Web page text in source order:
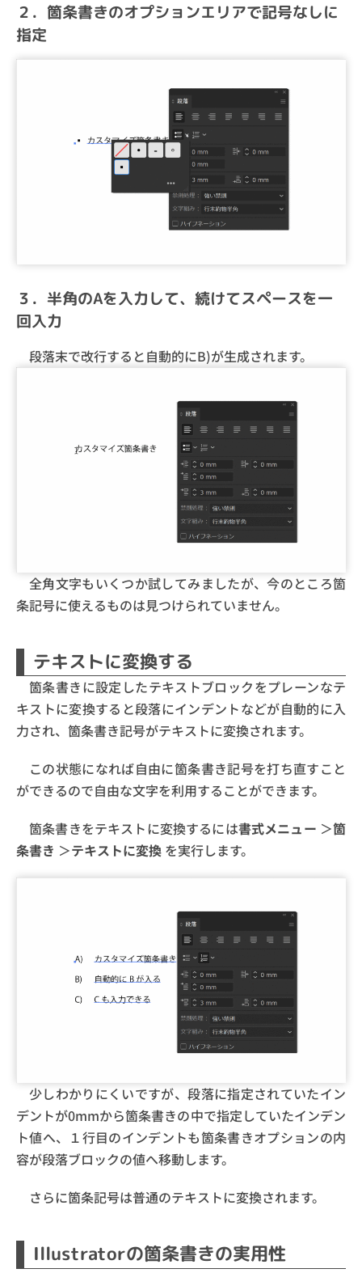
２．箇条書きのオプションエリアで記号なしに
指定
３．半角のAを入力して、続けてスペースを一
回入力
段落末で改行すると自動的にB)が生成されます。
全角文字もいくつか試してみましたが、今のところ箇
条記号に使えるものは見つけられていません。
テキストに変換する
箇条書きに設定したテキストブロックをプレーンなテ
キストに変換すると段落にインデントなどが自動的に入
力され、箇条書き記号がテキストに変換されます。
この状態になれば自由に箇条書き記号を打ち直すこと
ができるので自由な文字を利用することができます。
箇条書きをテキストに変換するには書式メニュー ＞箇
条書き ＞テキストに変換 を実行します。
少しわかりにくいですが、段落に指定されていたイン
デントが0mmから箇条書きの中で指定していたインデン
ト値へ、１行目のインデントも箇条書きオプションの内
容が段落ブロックの値へ移動します。
さらに箇条記号は普通のテキストに変換されます。
Illustratorの箇条書きの実用性